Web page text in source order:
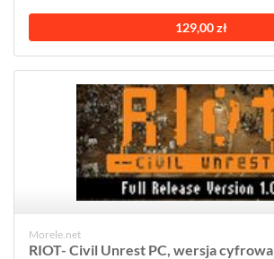
129,00 zł
Morele.net
RIOT- Civil Unrest PC, wersja cyfrowa